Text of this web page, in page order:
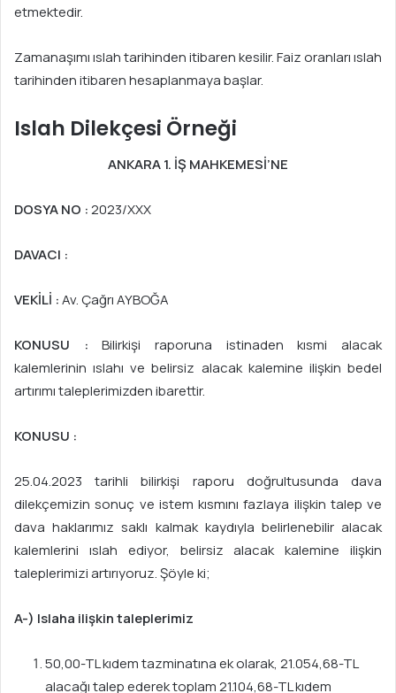
etmektedir.
Zamanaşımı ıslah tarihinden itibaren kesilir. Faiz oranları ıslah
tarihinden itibaren hesaplanmaya başlar.
Islah Dilekçesi Örneği
ANKARA 1. İŞ MAHKEMESİ’NE
DOSYA NO :2023/XXX
DAVACI :
VEKİLİ :Av. Çağrı AYBOĞA
KONUSU : Bilirkişi raporuna istinaden kısmi alacak
kalemlerinin ıslahı ve belirsiz alacak kalemine ilişkin bedel
artırımı taleplerimizden ibarettir.
KONUSU :
25.04.2023 tarihli bilirkişi raporu doğrultusunda dava
dilekçemizin sonuç ve istem kısmını fazlaya ilişkin talep ve
dava haklarımız saklı kalmak kaydıyla belirlenebilir alacak
kalemlerini ıslah ediyor, belirsiz alacak kalemine ilişkin
taleplerimizi artırıyoruz. Şöyle ki;
A-) Islaha ilişkin taleplerimiz
50,00-TL kıdem tazminatına ek olarak, 21.054,68-TL
alacağı talep ederek toplam 21.104,68-TL kıdem